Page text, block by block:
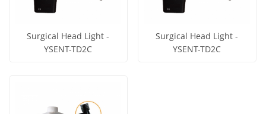
productos
Surgical Head Light -
YSENT-TD2C
Surgical Head Light -
YSENT-TD2C